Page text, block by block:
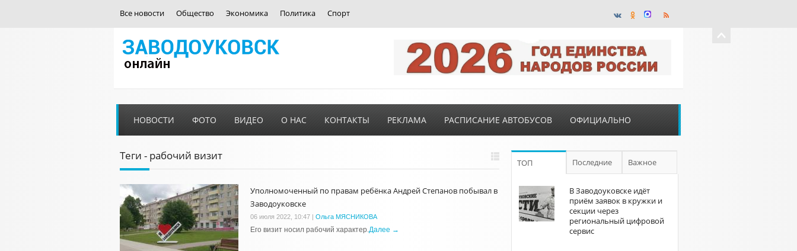
Все новости Общество Экономика Политика Спорт
НОВОСТИ ФОТО ВИДЕО О НАС КОНТАКТЫ РЕКЛАМА РАСПИСАНИЕ АВТОБУСОВ ОФИЦИАЛЬНО
Теги - рабочий визит
Уполномоченный по правам ребёнка Андрей Степанов побывал в
Заводоуковске
06 июля 2022, 10:47 | Ольга МЯСНИКОВА
Его визит носил рабочий характер.Далее →
ТОП Последние Важное
В Заводоуковске идёт
приём заявок в кружки и
секции через
региональный цифровой
сервис